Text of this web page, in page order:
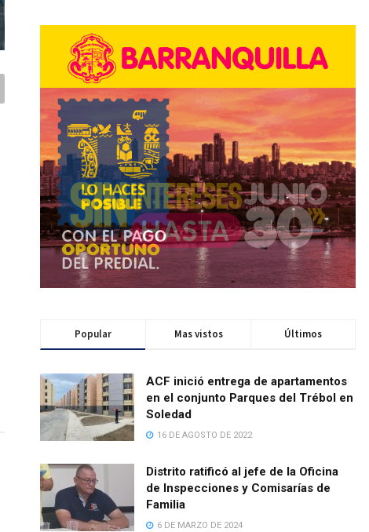
Popular Mas vistos Últimos
ACF inició entrega de apartamentos
en el conjunto Parques del Trébol en
Soledad
16 DE AGOSTO DE 2022
Distrito ratificó al jefe de la Oficina
de Inspecciones y Comisarías de
Familia
6 DE MARZO DE 2024